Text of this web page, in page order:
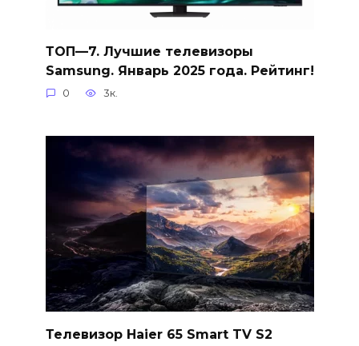
ТОП—7. Лучшие телевизоры
Samsung. Январь 2025 года. Рейтинг!
0 3к.
Телевизор Haier 65 Smart TV S2